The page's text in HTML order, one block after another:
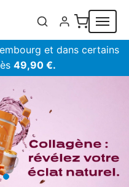
et dans certains
49,90 €.